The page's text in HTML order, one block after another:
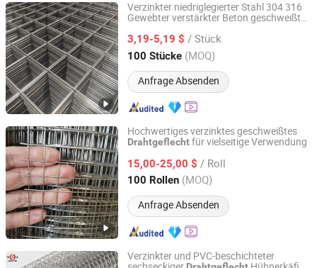
Verzinkter niedriglegierter Stahl 304 316
Gewebter verstärkter Beton geschweißtes
beschichtetes Gitterpaneel Schneiden und
Biegen für den Bau
3,19-5,19 $ / Stück
100 Stücke (MOQ)
Anfrage Absenden
SHIJIAZHUANG CHARUI TRADE CO.,LTD
Hebei, China Seit 2025
Hochwertiges verzinktes geschweißtes
Drahtgeflechtfür vielseitige Verwendung
15,00-25,00 $ / Roll
100 Rollen (MOQ)
Anfrage Absenden
Anping County Tengde Metal Wire Mesh Products Co., Ltd.
Hebei, China Seit 2025
Verzinkter und PVC-beschichteter